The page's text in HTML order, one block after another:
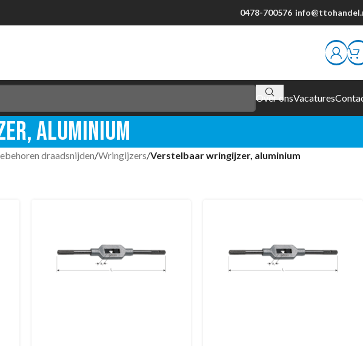
0478-700576
Over onsVacatures
aluminium
draadsnijden/Wringijzers/Verstelbaar wringijzer, aluminium